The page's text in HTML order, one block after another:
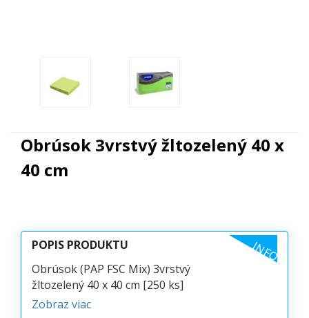
Obrúsok 3vrstvý žltozelený 40 x
40 cm
POPIS PRODUKTU INFO
Obrúsok (PAP FSC Mix) 3vrstvý
žltozelený 40 x 40 cm [250 ks]
Zobraz viac